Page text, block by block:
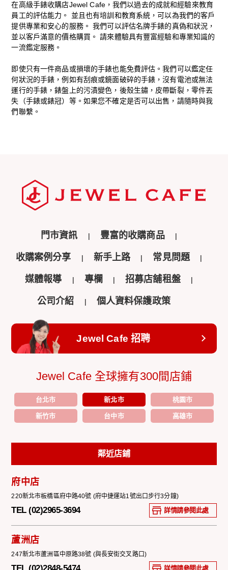
在高級手錶收購店Jewel Cafe，我們以過去的成就和經驗來教育
員工的評估能力。 並且也有培訓和教育系統，可以為我們的客戶
提供專業和安心的服務。 我們可以評估名牌手錶的真偽和狀況，
並以客戶滿意的價格購買。 請來體驗具有豐富經驗和專業知識的
一流鑑定服務。
即使只有一件商品或損壞的手錶也能免費評估。我們可以鑑定任
何狀況的手錶，例如有刮痕或鏡面破碎的手錶，沒有電池或無法
運行的手錶，錶盤上的污漬變色，後殼生鏽，皮帶斷裂，零件丟
失（手錶或錶冠）等。如果您不確定是否可以出售，請隨時與我
們聯繫。
門市資訊 豐富的收購商品
收購案例分享 新手上路 常見問題
媒體報導 專欄 招募店舖租盤
公司介紹 個人資料保護政策
Jewel Cafe 招聘
Jewel Cafe 全球擁有300間店鋪
台北市 新北市 桃園市
新竹市 台中市 高雄市
鄰近店鋪
府中店
220新北市板橋區府中路40號 (府中捷運站1號出口步行3分鐘)
TEL (02)2965-3694 詳情請參閱此處
蘆洲店
247新北市蘆洲區中原路38號 (與長安街交叉路口)
詳情請參閱此處